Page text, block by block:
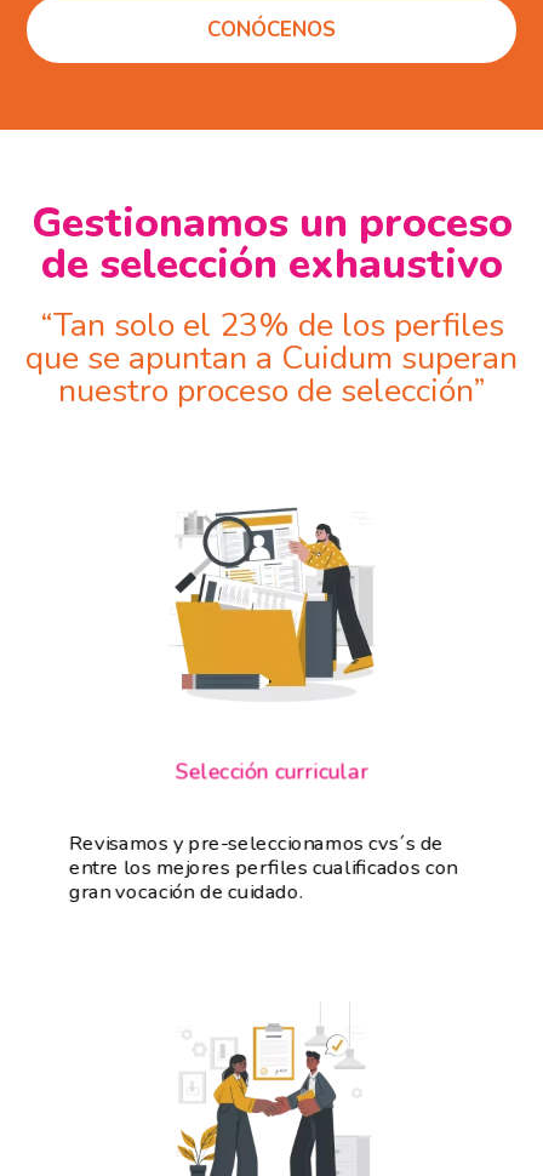
CONÓCENOS
Gestionamos un proceso
de selección exhaustivo
“Tan solo el 23% de los perfiles
que se apuntan a Cuidum superan
nuestro proceso de selección”
Selección curricular
Revisamos y pre-seleccionamos cvs´s de
entre los mejores perfiles cualificados con
gran vocación de cuidado.